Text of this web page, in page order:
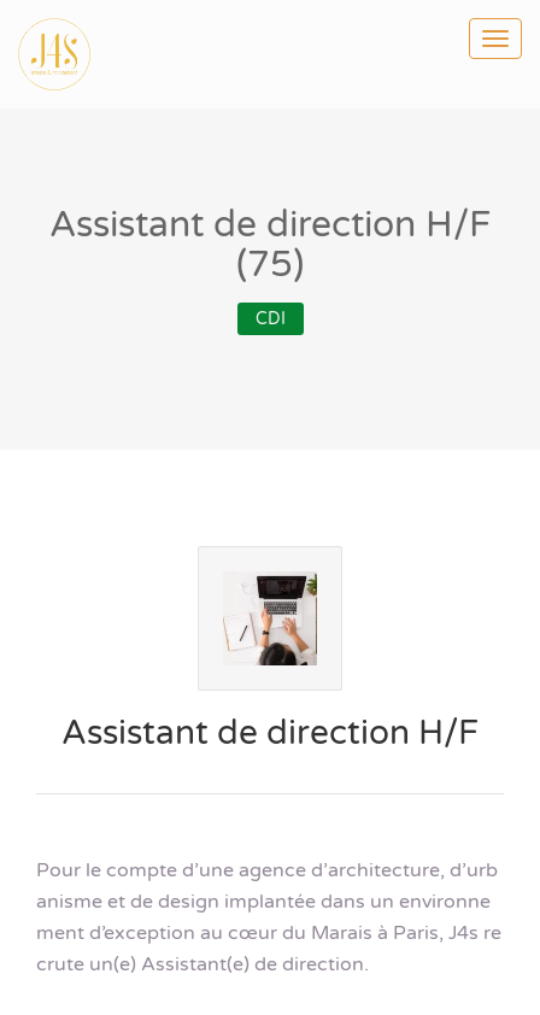
Assistant de direction H/F
(75)
CDI
Assistant de direction H/F
Pour le compte d’une agence d’architecture, d’urb
anisme et de design implantée dans un environne
ment d’exception au cœur du Marais à Paris, J4s re
crute un(e) Assistant(e) de direction.